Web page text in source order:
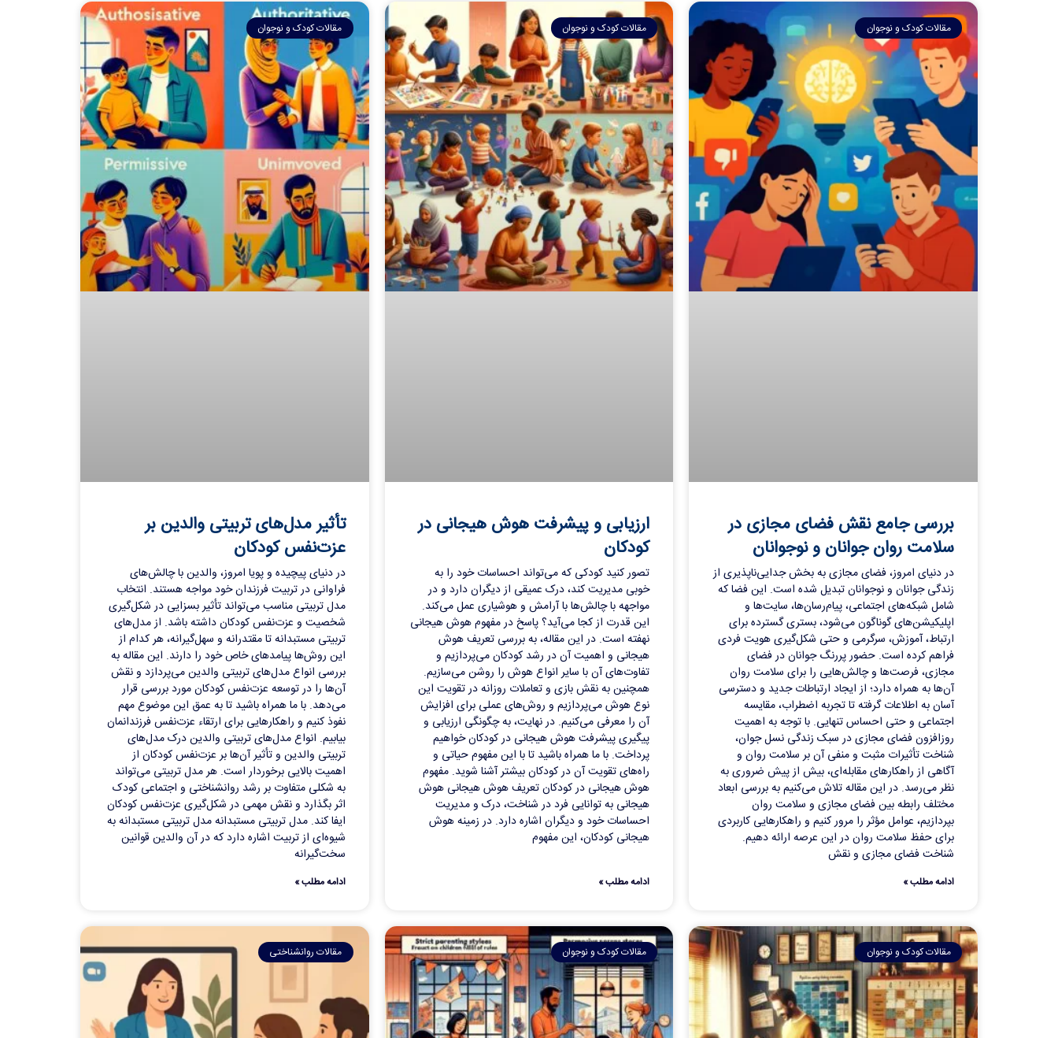
مقالات کودک و نوجوان
بررسی جامع نقش فضای مجازی در
سلامت روان جوانان و نوجوانان
در دنیای امروز، فضای مجازی به بخش جدایی‌ناپذیری از
زندگی جوانان و نوجوانان تبدیل شده است. این فضا که
شامل شبکه‌های اجتماعی، پیام‌رسان‌ها، سایت‌ها و
اپلیکیشن‌های گوناگون می‌شود، بستری گسترده برای
ارتباط، آموزش، سرگرمی و حتی شکل‌گیری هویت فردی
فراهم کرده است. حضور پررنگ جوانان در فضای
مجازی، فرصت‌ها و چالش‌هایی را برای سلامت روان
آن‌ها به همراه دارد؛ از ایجاد ارتباطات جدید و دسترسی
آسان به اطلاعات گرفته تا تجربه اضطراب، مقایسه
اجتماعی و حتی احساس تنهایی. با توجه به اهمیت
روزافزون فضای مجازی در سبک زندگی نسل جوان،
شناخت تأثیرات مثبت و منفی آن بر سلامت روان و
آگاهی از راهکارهای مقابله‌ای، بیش از پیش ضروری به
نظر می‌رسد. در این مقاله تلاش می‌کنیم به بررسی ابعاد
مختلف رابطه بین فضای مجازی و سلامت روان
بپردازیم، عوامل مؤثر را مرور کنیم و راهکارهایی کاربردی
برای حفظ سلامت روان در این عرصه ارائه دهیم.
شناخت فضای مجازی و نقش
ادامه مطلب »
مقالات کودک و نوجوان
ارزیابی و پیشرفت هوش هیجانی در
کودکان
تصور کنید کودکی که می‌تواند احساسات خود را به
خوبی مدیریت کند، درک عمیقی از دیگران دارد و در
مواجهه با چالش‌ها با آرامش و هوشیاری عمل می‌کند.
این قدرت از کجا می‌آید؟ پاسخ در مفهوم هوش هیجانی
نهفته است. در این مقاله، به بررسی تعریف هوش
هیجانی و اهمیت آن در رشد کودکان می‌پردازیم و
تفاوت‌های آن با سایر انواع هوش را روشن می‌سازیم.
همچنین به نقش بازی و تعاملات روزانه در تقویت این
نوع هوش می‌پردازیم و روش‌های عملی برای افزایش
آن را معرفی می‌کنیم. در نهایت، به چگونگی ارزیابی و
پیگیری پیشرفت هوش هیجانی در کودکان خواهیم
پرداخت. با ما همراه باشید تا با این مفهوم حیاتی و
راه‌های تقویت آن در کودکان بیشتر آشنا شوید. مفهوم
هوش هیجانی در کودکان تعریف هوش هیجانی هوش
هیجانی به توانایی فرد در شناخت، درک و مدیریت
احساسات خود و دیگران اشاره دارد. در زمینه هوش
هیجانی کودکان، این مفهوم
ادامه مطلب »
مقالات کودک و نوجوان
تأثیر مدل‌های تربیتی والدین بر
عزت‌نفس کودکان
در دنیای پیچیده و پویا امروز، والدین با چالش‌های
فراوانی در تربیت فرزندان خود مواجه هستند. انتخاب
مدل تربیتی مناسب می‌تواند تأثیر بسزایی در شکل‌گیری
شخصیت و عزت‌نفس کودکان داشته باشد. از مدل‌های
تربیتی مستبدانه تا مقتدرانه و سهل‌گیرانه، هر کدام از
این روش‌ها پیامدهای خاص خود را دارند. این مقاله به
بررسی انواع مدل‌های تربیتی والدین می‌پردازد و نقش
آن‌ها را در توسعه عزت‌نفس کودکان مورد بررسی قرار
می‌دهد. با ما همراه باشید تا به عمق این موضوع مهم
نفوذ کنیم و راهکارهایی برای ارتقاء عزت‌نفس فرزندانمان
بیابیم. انواع مدل‌های تربیتی والدین درک مدل‌های
تربیتی والدین و تأثیر آن‌ها بر عزت‌نفس کودکان از
اهمیت بالایی برخوردار است. هر مدل تربیتی می‌تواند
به شکلی متفاوت بر رشد روانشناختی و اجتماعی کودک
اثر بگذارد و نقش مهمی در شکل‌گیری عزت‌نفس کودکان
ایفا کند. مدل تربیتی مستبدانه مدل تربیتی مستبدانه به
شیوه‌ای از تربیت اشاره دارد که در آن والدین قوانین
سخت‌گیرانه
ادامه مطلب »
مقالات کودک و نوجوان مقالات کودک و نوجوان مقالات روانشناختی